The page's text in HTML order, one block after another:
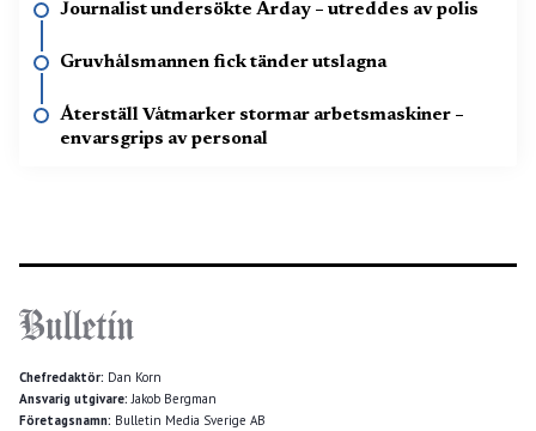
Journalist undersökte Arday – utreddes av polis
Gruvhålsmannen fick tänder utslagna
Återställ Våtmarker stormar arbetsmaskiner –
envarsgrips av personal
Chefredaktör: Dan Korn
Ansvarig utgivare: Jakob Bergman
Företagsnamn: Bulletin Media Sverige AB